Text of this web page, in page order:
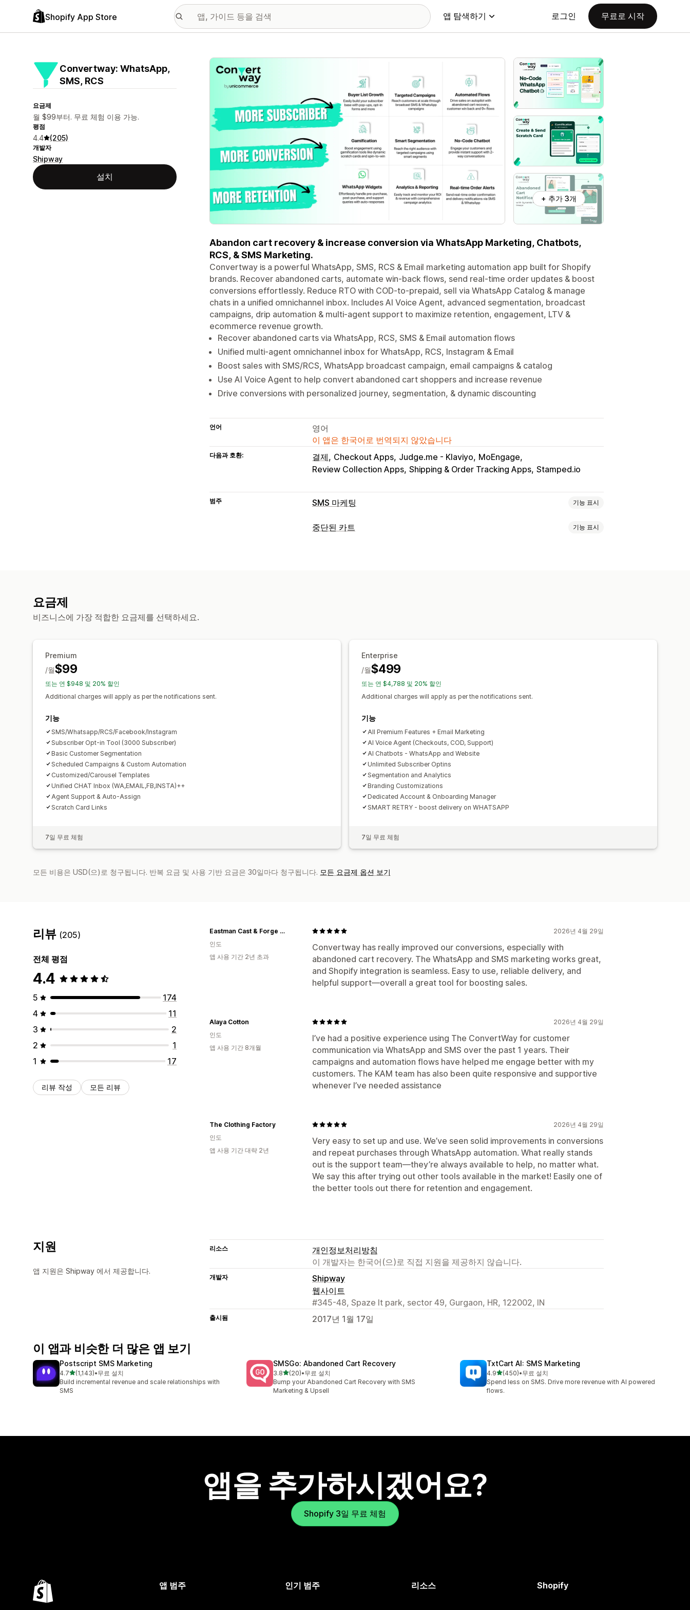
Shopify App Store 앱 탐색하기 로그인 무료로 시작
Convertway: WhatsApp,
SMS, RCS
요금제
월 $99부터. 무료 체험 이용 가능.
평점
4.4 (205)
개발자
Shipway
설치
추천 이미지 갤러리
+ 추가 3개
Abandon cart recovery & increase conversion via WhatsApp Marketing, Chatbots,
RCS, & SMS Marketing.
Convertway is a powerful WhatsApp, SMS, RCS & Email marketing automation app built for Shopify
brands. Recover abandoned carts, automate win-back flows, send real-time order updates & boost
conversions effortlessly. Reduce RTO with COD-to-prepaid, sell via WhatsApp Catalog & manage
chats in a unified omnichannel inbox. Includes AI Voice Agent, advanced segmentation, broadcast
campaigns, drip automation & multi-agent support to maximize retention, engagement, LTV &
ecommerce revenue growth.
Recover abandoned carts via WhatsApp, RCS, SMS & Email automation flows
Unified multi-agent omnichannel inbox for WhatsApp, RCS, Instagram & Email
Boost sales with SMS/RCS, WhatsApp broadcast campaign, email campaigns & catalog
Use AI Voice Agent to help convert abandoned cart shoppers and increase revenue
Drive conversions with personalized journey, segmentation, & dynamic discounting
언어
영어
이 앱은 한국어로 번역되지 않았습니다
다음과 호환: 결제 Checkout Apps Judge.me - Klaviyo MoEngage
Review Collection Apps Shipping & Order Tracking Apps Stamped.io
범주 SMS 마케팅 기능 표시
캠페인 관리
중단된 카트 기능 표시
요금제
비즈니스에 가장 적합한 요금제를 선택하세요.
Premium
$99
/월
또는 연 $948 및 20% 할인
Additional charges will apply as per the notifications sent.
기능
SMS/Whatsapp/RCS/Facebook/Instagram
Subscriber Opt-in Tool (3000 Subscriber)
Basic Customer Segmentation
Scheduled Campaigns & Custom Automation
Customized/Carousel Templates
Unified CHAT Inbox (WA,EMAIL,FB,INSTA)++
Agent Support & Auto-Assign
Scratch Card Links
7일 무료 체험
Enterprise
$499
/월
또는 연 $4,788 및 20% 할인
Additional charges will apply as per the notifications sent.
기능
All Premium Features + Email Marketing
AI Voice Agent (Checkouts, COD, Support)
AI Chatbots - WhatsApp and Website
Unlimited Subscriber Optins
Segmentation and Analytics
Branding Customizations
Dedicated Account & Onboarding Manager
SMART RETRY - boost delivery on WHATSAPP
7일 무료 체험
모든 비용은 USD(으)로 청구됩니다. 반복 요금 및 사용 기반 요금은 30일마다 청구됩니다. 모든 요금제 옵션 보기
리뷰 (205)
전체 평점
4.4
5
174
4
11
3
2
2
1
1
17
리뷰 작성 모든 리뷰
2026년 4월 29일
Convertway has really improved our conversions, especially with
abandoned cart recovery. The WhatsApp and SMS marketing works great,
and Shopify integration is seamless. Easy to use, reliable delivery, and
helpful support—overall a great tool for boosting sales.
Eastman Cast & Forge Ltd
인도
앱 사용 기간 2년 초과
2026년 4월 29일
I’ve had a positive experience using The ConvertWay for customer
communication via WhatsApp and SMS over the past 1 years. Their
campaigns and automation flows have helped me engage better with my
customers. The KAM team has also been quite responsive and supportive
whenever I’ve needed assistance
Alaya Cotton
인도
앱 사용 기간 8개월
2026년 4월 29일
Very easy to set up and use. We’ve seen solid improvements in conversions
and repeat purchases through WhatsApp automation. What really stands
out is the support team—they’re always available to help, no matter what.
We say this after trying out other tools available in the market! Easily one of
the better tools out there for retention and engagement.
The Clothing Factory
인도
앱 사용 기간 대략 2년
지원
앱 지원은 Shipway 에서 제공합니다.
리소스
개인정보처리방침
이 개발자는 한국어(으)로 직접 지원을 제공하지 않습니다.
개발자
Shipway
웹사이트
#345-48, Spaze It park, sector 49, Gurgaon, HR, 122002, IN
출시됨 2017년 1월 17일
이 앱과 비슷한 더 많은 앱 보기
Postscript SMS Marketing
4.7별 5개 중
(1,143)
총 리뷰 1143개
•무료 설치
Build incremental revenue and scale relationships with
SMS
SMSGo: Abandoned Cart Recovery
3.8별 5개 중
(20)
총 리뷰 20개
•무료 설치
Bump your Abandoned Cart Recovery with SMS
Marketing & Upsell
TxtCart AI: SMS Marketing
4.9별 5개 중
(450)
총 리뷰 450개
•무료 설치
Spend less on SMS. Drive more revenue with AI powered
flows.
앱을 추가하시겠어요?
Shopify 3일 무료 체험
앱 범주 인기 범주 리소스 Shopify